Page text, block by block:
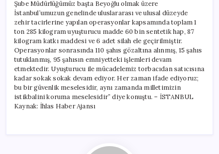
Şube Müdürlüğümüz başta Beyoğlu olmak üzere
İstanbul’umuzun genelinde uluslararası ve ulusal düzeyde
zehir tacirlerine yapılan operasyonlar kapsamında toplam 1
ton 285 kilogram uyuşturucu madde 60 bin sentetik hap, 87
kilogram katkı maddesi ve 6 adet silah ele geçirilmiştir.
Operasyonlar sonrasında 110 şahıs gözaltına alınmış, 15 şahıs
tutuklanmış, 95 şahısın emniyetteki işlemleri devam
etmektedir. Uyuşturucu ile mücadelemiz torbacıdan satıcısına
kadar sokak sokak devam ediyor. Her zaman ifade ediyoruz;
bu bir güvenlik meselesidir, aynı zamanda milletimizin
istikbalini koruma meselesidir” diye konuştu. – İSTANBUL
Kaynak: İhlas Haber Ajansı